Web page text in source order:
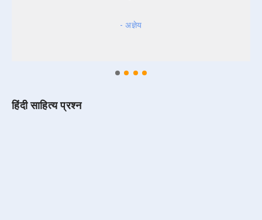
- अज्ञेय
हिंदी साहित्य प्रश्न